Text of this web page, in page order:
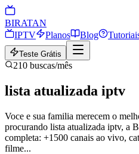
BIRATAN
IPTV
Planos Blog
Teste Grátis
210 buscas/mês
lista atualizada iptv
Voce e sua familia merecem o
procurando lista atualizada iptv, a
completa: +1500 canais ao vivo,
filme...